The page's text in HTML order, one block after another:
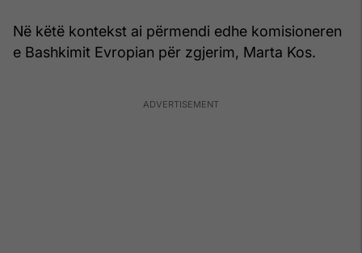
Në këtë kontekst ai përmendi edhe komisioneren
e Bashkimit Evropian për zgjerim, Marta Kos.